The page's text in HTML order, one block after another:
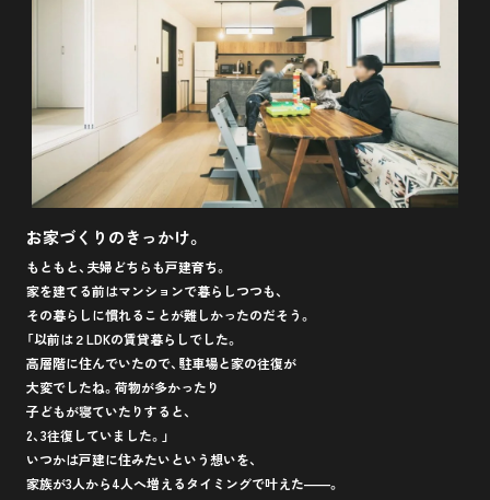
お家づくりのきっかけ。
もともと、夫婦どちらも戸建育ち。
家を建てる前はマンションで暮らしつつも、
その暮らしに慣れることが難しかったのだそう。
「以前は２LDKの賃貸暮らしでした。
高層階に住んでいたので、駐車場と家の往復が
大変でしたね。荷物が多かったり
子どもが寝ていたりすると、
2、3往復していました。」
いつかは戸建に住みたいという想いを、
家族が3人から4人へ増えるタイミングで叶えた――。